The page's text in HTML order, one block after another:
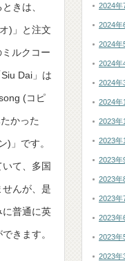
きは、
)」と注文
ルクコー
Dai」は
(コピ
かった
)」です。
て、多国
んが、是
に普通に英
きます。
2024年
2024年
2024年
2024年
2024年
2024年
2023年
2023年
2023年
2023年
2023年
2023年
2023年
2023年